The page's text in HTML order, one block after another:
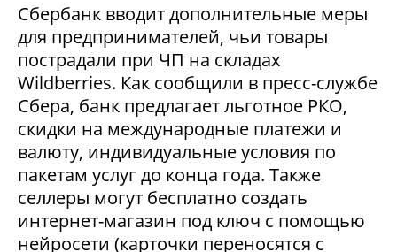
Сбербанк вводит дополнительные меры
для предпринимателей, чьи товары
пострадали при ЧП на складах
Wildberries. Как сообщили в пресс-службе
Сбера, банк предлагает льготное РКО,
скидки на международные платежи и
валюту, индивидуальные условия по
пакетам услуг до конца года. Также
селлеры могут бесплатно создать
интернет-магазин под ключ с помощью
нейросети (карточки переносятся с